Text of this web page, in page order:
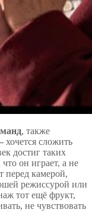
, также
хочется сложить
достиг таких
он играет, а не
перед камерой,
режиссурой или
тот ещё фрукт,
не чувствовать